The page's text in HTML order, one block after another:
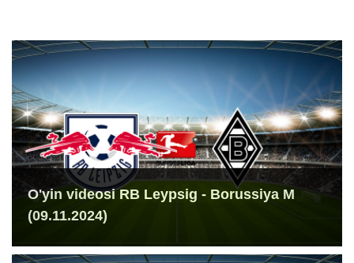
O'yin videosi RB Leypsig - Borussiya M
(09.11.2024)